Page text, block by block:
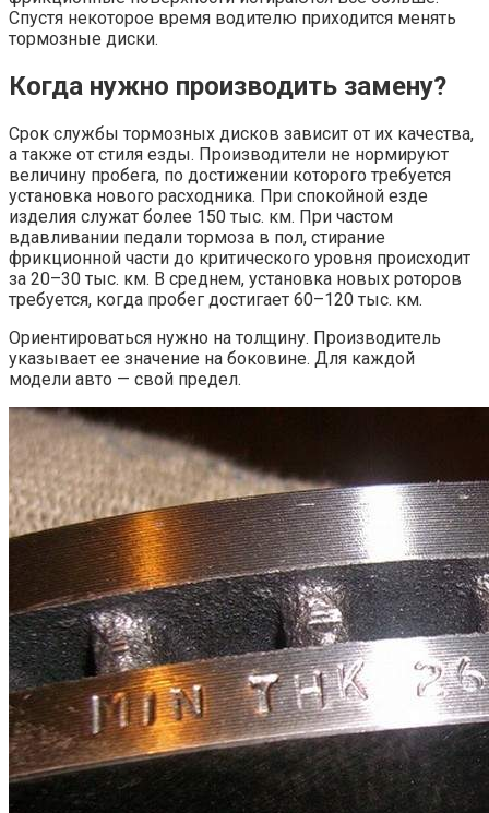
Спустя некоторое время водителю приходится менять
тормозные диски.
Когда нужно производить замену?
Срок службы тормозных дисков зависит от их качества,
а также от стиля езды. Производители не нормируют
величину пробега, по достижении которого требуется
установка нового расходника. При спокойной езде
изделия служат более 150 тыс. км. При частом
вдавливании педали тормоза в пол, стирание
фрикционной части до критического уровня происходит
за 20–30 тыс. км. В среднем, установка новых роторов
требуется, когда пробег достигает 60–120 тыс. км.
Ориентироваться нужно на толщину. Производитель
указывает ее значение на боковине. Для каждой
модели авто — свой предел.